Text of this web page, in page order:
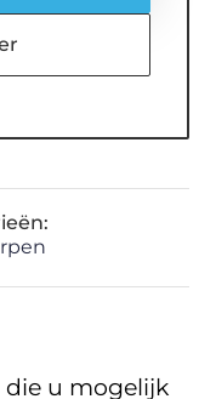
die u mogelijk